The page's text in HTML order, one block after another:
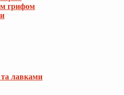
грифом
лавками